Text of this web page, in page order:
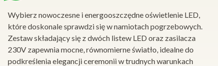
Wybierz nowoczesne i energooszczędne oświetlenie LED,
które doskonale sprawdzi się w namiotach pogrzebowych.
Zestaw składający się z dwóch listew LED oraz zasilacza
230V zapewnia mocne, równomierne światło, idealne do
podkreślenia elegancji ceremonii w trudnych warunkach